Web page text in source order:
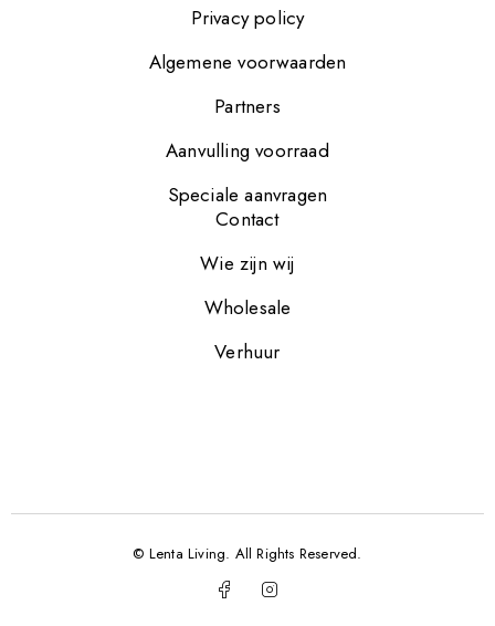
Privacy policy
Algemene voorwaarden
Partners
Aanvulling voorraad
Speciale aanvragen
Contact
Wie zijn wij
Wholesale
Verhuur
© Lenta Living. All Rights Reserved.